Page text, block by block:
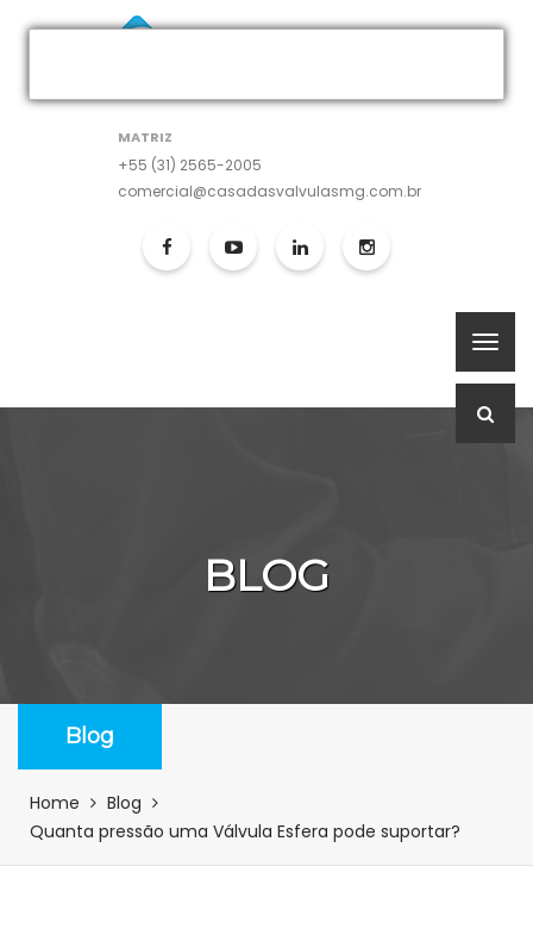
MATRIZ
+55 (31) 2565-2005
comercial@casadasvalvulasmg.com.br
BLOG
Blog
Home
Blog
Quanta pressão uma Válvula Esfera pode suportar?